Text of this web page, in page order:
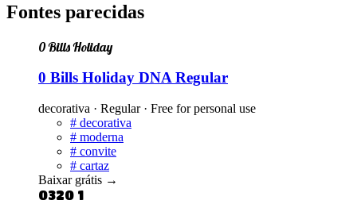
Fontes parecidas
0 Bills Holiday
0 Bills Holiday DNA Regular
decorativa · Regular · Free for personal use
# decorativa
# moderna
# convite
# cartaz
Baixar grátis →
0320 1